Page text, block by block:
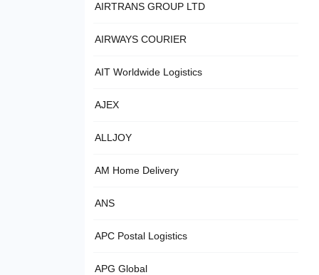
AIRTRANS GROUP LTD
AIRWAYS COURIER
AIT Worldwide Logistics
AJEX
ALLJOY
AM Home Delivery
ANS
APC Postal Logistics
APG Global